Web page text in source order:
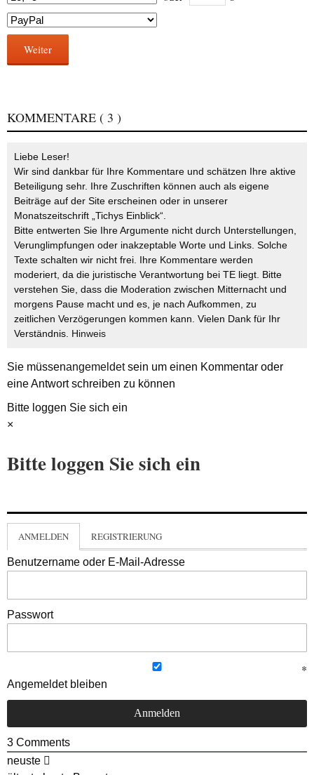
Weiter
KOMMENTARE ( 3 )
Liebe Leser!
Wir sind dankbar für Ihre Kommentare und schätzen Ihre aktive
Beteiligung sehr. Ihre Zuschriften können auch als eigene
Beiträge auf der Site erscheinen oder in unserer
Monatszeitschrift „Tichys Einblick“.
Bitte entwerten Sie Ihre Argumente nicht durch Unterstellungen,
Verunglimpfungen oder inakzeptable Worte und Links. Solche
Texte schalten wir nicht frei. Ihre Kommentare werden
moderiert, da die juristische Verantwortung bei TE liegt. Bitte
verstehen Sie, dass die Moderation zwischen Mitternacht und
morgens Pause macht und es, je nach Aufkommen, zu
zeitlichen Verzögerungen kommen kann. Vielen Dank für Ihr
Verständnis. Hinweis
Sie müssenangemeldetsein um einen Kommentar oder
eine Antwort schreiben zu können
Bitte loggen Sie sich ein
×
Bitte loggen Sie sich ein
ANMELDEN REGISTRIERUNG
Benutzername oder E-Mail-Adresse
Passwort
Angemeldet bleiben
3 Comments
neuste